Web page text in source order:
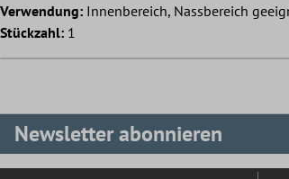
Verwendung: Innenbereich, Nassbereich
Stückzahl: 1
Newsletter abonnieren